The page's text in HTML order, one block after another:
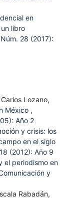
en
libro
28 (2017):
Lozano,
México ,
Año 2
y crisis: los
en el siglo
(2012): Año 9
el periodismo en
y
Rabadán,